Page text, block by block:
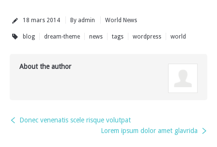
18 mars 2014 By admin World News
blog dream-theme news tags wordpress world
About the author
Donec venenatis scele risque volutpat
Lorem ipsum dolor amet glavrida